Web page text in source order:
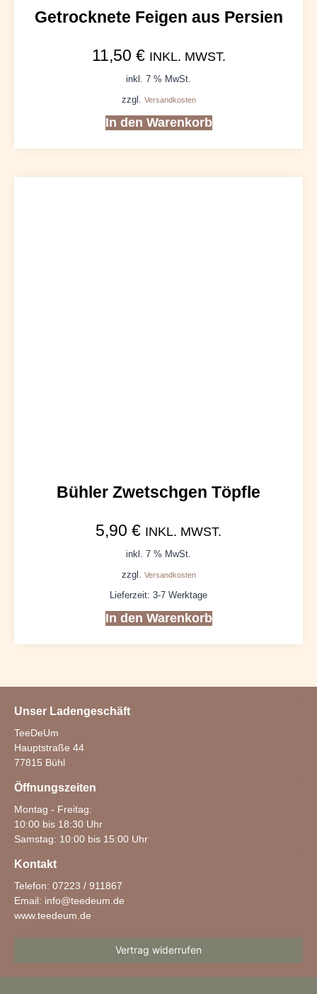
Getrocknete Feigen aus Persien
11,50 € INKL. MWST.
inkl. 7 % MwSt.
zzgl. Versandkosten
In den Warenkorb
Bühler Zwetschgen Töpfle
5,90 € INKL. MWST.
inkl. 7 % MwSt.
zzgl. Versandkosten
Lieferzeit: 3-7 Werktage
In den Warenkorb
Unser Ladengeschäft
TeeDeUm
Hauptstraße 44
77815 Bühl
Öffnungszeiten
Montag - Freitag:
10:00 bis 18:30 Uhr
Samstag: 10:00 bis 15:00 Uhr
Kontakt
Telefon: 07223 / 911867
Email: info@teedeum.de
www.teedeum.de
Vertrag widerrufen